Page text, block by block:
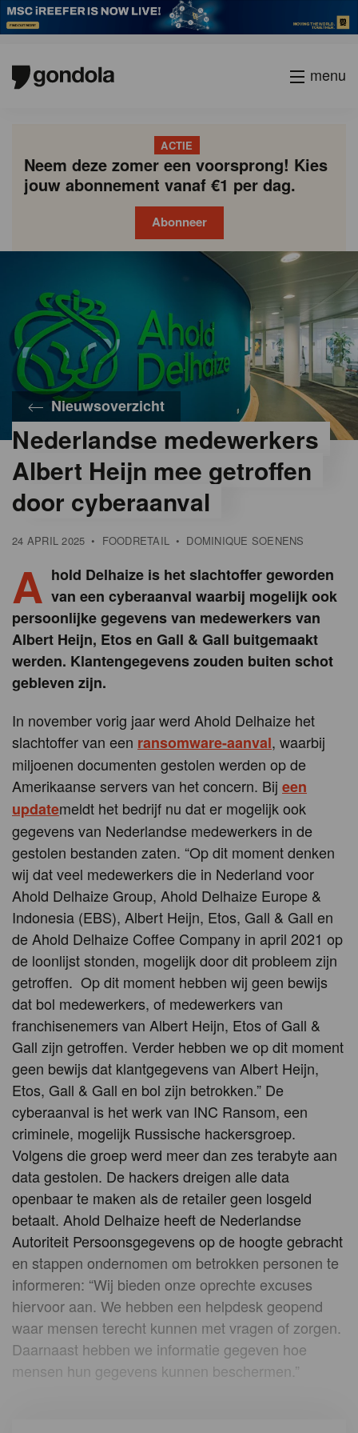
menu
ACTIE
Neem deze zomer een voorsprong! Kies
jouw abonnement vanaf €1 per dag.
Abonneer
Nieuwsoverzicht
Nederlandse medewerkers
Albert Heijn mee getroffen
door cyberaanval
24 APRIL 2025 • FOODRETAIL • DOMINIQUE SOENENS
Delhaize
A hold Delhaize is het slachtoffer geworden
van een cyberaanval waarbij mogelijk ook
persoonlijke gegevens van medewerkers van
Albert Heijn, Etos en Gall & Gall buitgemaakt
werden. Klantengegevens zouden buiten schot
gebleven zijn.
In november vorig jaar werd Ahold Delhaize het
slachtoffer van een ransomware-aanval, waarbij
miljoenen documenten gestolen werden op de
Amerikaanse servers van het concern. Bij een
updatemeldt het bedrijf nu dat er mogelijk ook
gegevens van Nederlandse medewerkers in de
gestolen bestanden zaten. “Op dit moment denken
wij dat veel medewerkers die in Nederland voor
Ahold Delhaize Group, Ahold Delhaize Europe &
Indonesia (EBS), Albert Heijn, Etos, Gall & Gall en
de Ahold Delhaize Coffee Company in april 2021 op
de loonlijst stonden, mogelijk door dit probleem zijn
getroffen. Op dit moment hebben wij geen bewijs
dat bol medewerkers, of medewerkers van
franchisenemers van Albert Heijn, Etos of Gall &
Gall zijn getroffen. Verder hebben we op dit moment
geen bewijs dat klantgegevens van Albert Heijn,
Etos, Gall & Gall en bol zijn betrokken.” De
cyberaanval is het werk van INC Ransom, een
criminele, mogelijk Russische hackersgroep.
Volgens die groep werd meer dan zes terabyte aan
data gestolen. De hackers dreigen alle data
openbaar te maken als de retailer geen losgeld
betaalt. Ahold Delhaize heeft de Nederlandse
Autoriteit Persoonsgegevens op de hoogte gebracht
en stappen ondernomen om betrokken personen te
informeren: “Wij bieden onze oprechte excuses
hiervoor aan. We hebben een helpdesk geopend
waar mensen terecht kunnen met vragen of zorgen.
Daarnaast hebben we informatie gegeven hoe
mensen hun gegevens kunnen beschermen.”